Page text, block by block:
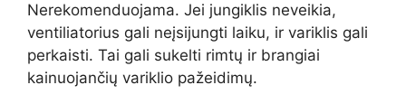
Nerekomenduojama. Jei jungiklis neveikia,
ventiliatorius gali neįsijungti laiku, ir variklis gali
perkaisti. Tai gali sukelti rimtų ir brangiai
kainuojančių variklio pažeidimų.